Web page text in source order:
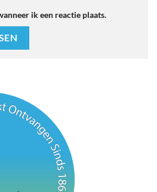
ik een reactie plaats.